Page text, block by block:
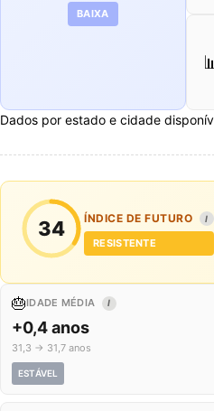
BAIXA
Dados por estado e cidade
34 ÍNDICE DE FUTURO I
RESISTENTE
🎂IDADE MÉDIA I
+0,4 anos
31,3 → 31,7 anos
ESTÁVEL